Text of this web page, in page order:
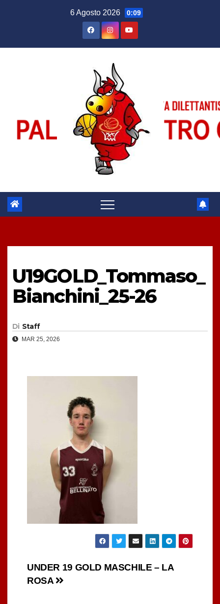
6 Agosto 2026 0:09
U19GOLD_Tommaso_
Bianchini_25-26
Di Staff
MAR 25, 2026
Navigazione
UNDER 19 GOLD MASCHILE – LA
ROSA